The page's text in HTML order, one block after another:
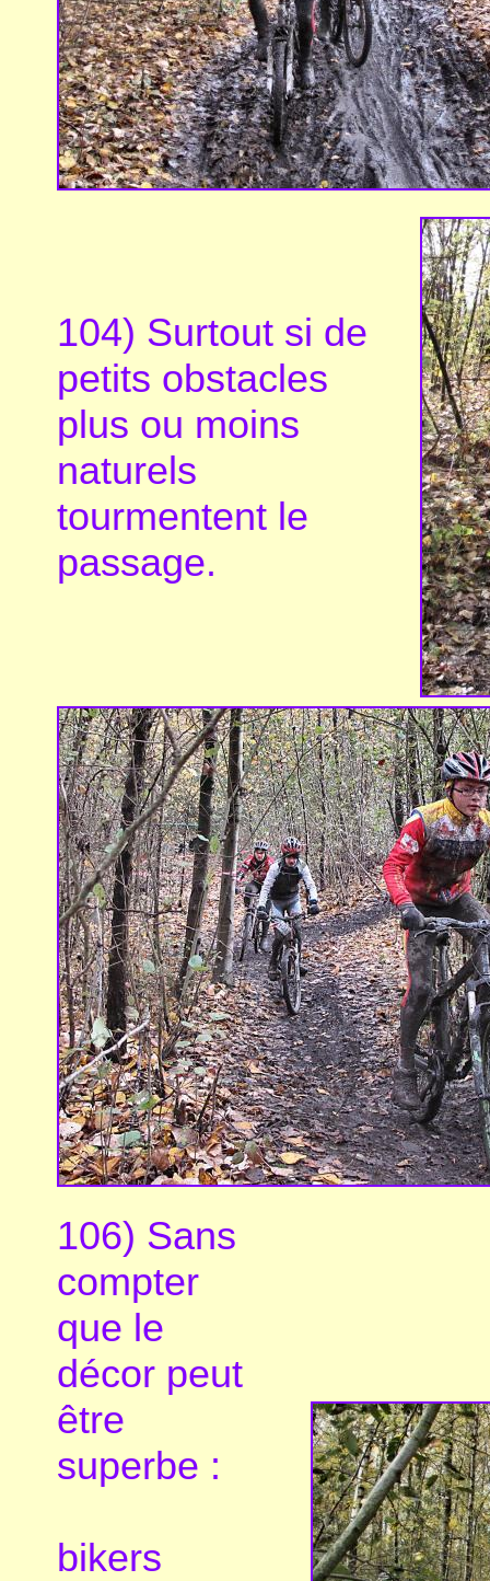
104) Surtout si de
petits obstacles
plus ou moins
naturels
tourmentent le
passage.
106) Sans
compter
que le
décor peut
être
superbe :
bikers